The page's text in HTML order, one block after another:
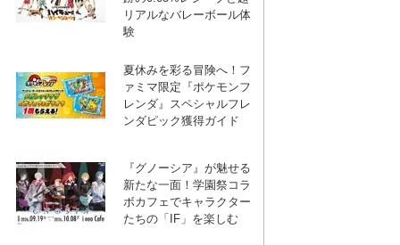
リアルなバレーボール体
験
夏休みを彩る冒険へ！フ
ァミマ限定『ポケモンフ
レンダ』スペシャルフレ
ンダピック獲得ガイド
『グノーシア』が魅せる
新たな一面！学園祭コラ
ボカフェでキャラクター
たちの「IF」を楽しむ